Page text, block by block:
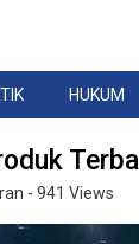
HUKUM
- 941 Views